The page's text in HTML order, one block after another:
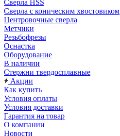
Сверла HSS
Сверла с коническим хвостовиком
Центровочные сверла
Метчики
Резьбофрезы
Оснастка
Оборудование
В наличии
Стержни твердосплавные
Акции
Как купить
Условия оплаты
Условия доставки
Гарантия на товар
О компании
Новости